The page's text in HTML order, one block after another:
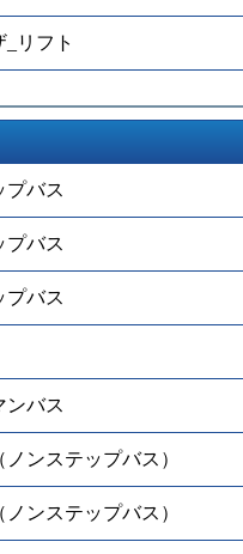
リフト
プバス
プバス
プバス
ンバス
ンステップバス）
ンステップバス）